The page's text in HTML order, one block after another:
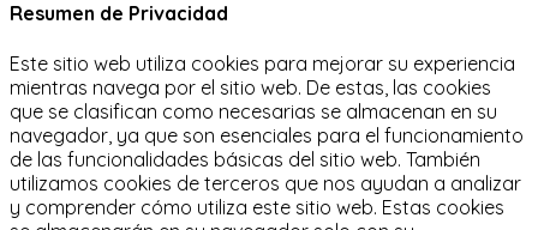
Resumen de Privacidad
Este sitio web utiliza cookies para mejorar su experiencia
mientras navega por el sitio web. De estas, las cookies
que se clasifican como necesarias se almacenan en su
navegador, ya que son esenciales para el funcionamiento
de las funcionalidades básicas del sitio web. También
utilizamos cookies de terceros que nos ayudan a analizar
y comprender cómo utiliza este sitio web. Estas cookies